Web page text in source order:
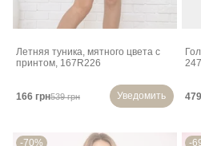
Летняя туника, мятного цвета с
принтом, 167R226
166 грн539 грн Уведомить
-70% -